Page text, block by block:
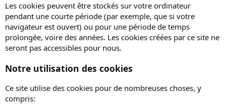
Les cookies peuvent être stockés sur votre ordinateur
pendant une courte période (par exemple, que si votre
navigateur est ouvert) ou pour une période de temps
prolongée, voire des années. Les cookies créées par ce site ne
seront pas accessibles pour nous.
Notre utilisation des cookies
Ce site utilise des cookies pour de nombreuses choses, y
compris: